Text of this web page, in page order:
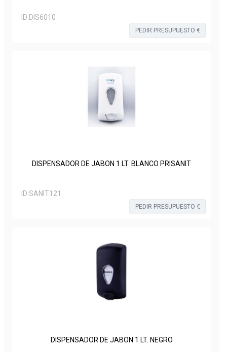
ID:DIS6010
PEDIR PRESUPUESTO €
DISPENSADOR DE JABON 1 LT. BLANCO PRISANIT
ID:SANIT121
PEDIR PRESUPUESTO €
DISPENSADOR DE JABON 1 LT. NEGRO